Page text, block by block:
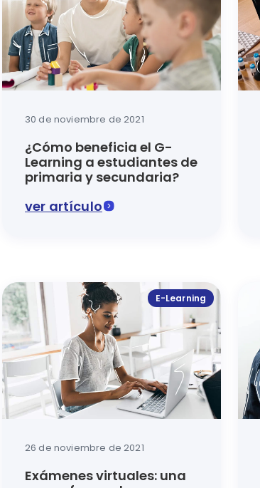
30 de noviembre de 2021
¿Cómo beneficia el G-
Learning a estudiantes de
primaria y secundaria?
ver artículo
E-Learning
26 de noviembre de 2021
Exámenes virtuales: una